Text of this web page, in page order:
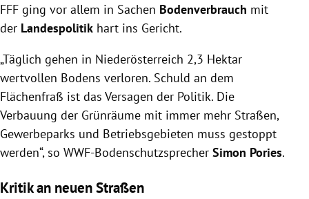
FFF ging vor allem in Sachen Bodenverbrauch mit
der Landespolitik hart ins Gericht.
„Täglich gehen in Niederösterreich 2,3 Hektar
wertvollen Bodens verloren. Schuld an dem
Flächenfraß ist das Versagen der Politik. Die
Verbauung der Grünräume mit immer mehr Straßen,
Gewerbeparks und Betriebsgebieten muss gestoppt
werden“, so WWF-Bodenschutzsprecher Simon Pories.
Kritik an neuen Straßen